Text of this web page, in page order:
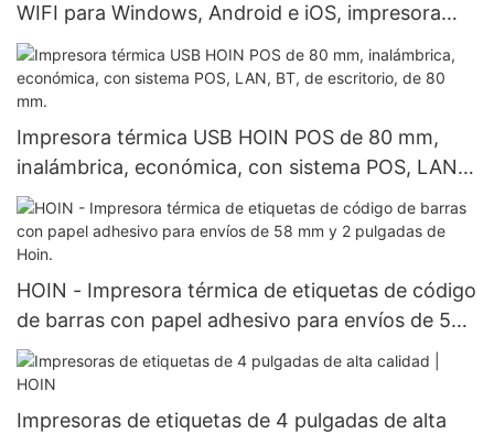
WIFI para Windows, Android e iOS, impresora
POS de 80 mm, impresora térmica portátil
Impresora térmica USB HOIN POS de 80 mm,
inalámbrica, económica, con sistema POS, LAN,
BT, de escritorio, de 80 mm.
HOIN - Impresora térmica de etiquetas de código
de barras con papel adhesivo para envíos de 58
mm y 2 pulgadas de Hoin.
Impresoras de etiquetas de 4 pulgadas de alta